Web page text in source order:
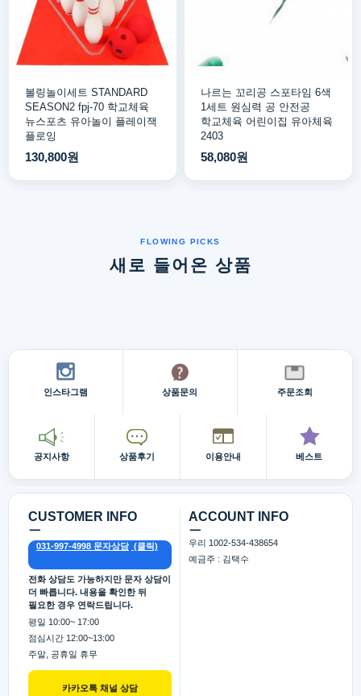
볼링놀이세트 STANDARD
SEASON2 fpj-70 학교체육
뉴스포츠 유아놀이 플레이잭
플로잉
130,800원
나르는 꼬리공 스포타임 6색
1세트 원심력 공 안전공
학교체육 어린이집 유아체육
2403
58,080원
새로 들어온 상품
인스타그램 상품문의 주문조회
공지사항 상품후기 이용안내 베스트
CUSTOMER INFO
카카오톡 채널 상담
ㅡ
031-997-4998 문자상담
전화 상담도 가능하지만 문자 상담이
더 빠릅니다. 내용을 확인한 뒤
필요한 경우 연락드립니다.
평일 10:00~ 17:00
점심시간 12:00~13:00
주말, 공휴일 휴무
ACCOUNT INFO
ㅡ
우리 1002-534-438654
예금주 : 김택수